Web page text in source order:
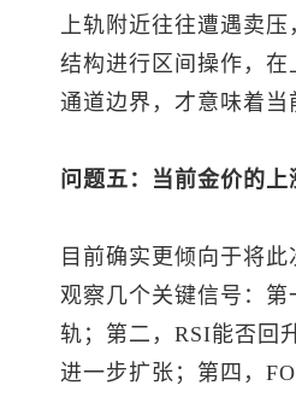
上轨附近往往遭遇卖
结构进行区间操作，
通道边界，才意味着当
问题五：当前金价的
目前确实更倾向于将
观察几个关键信号：
轨；第二，RSI能否回
进一步扩张；第四，